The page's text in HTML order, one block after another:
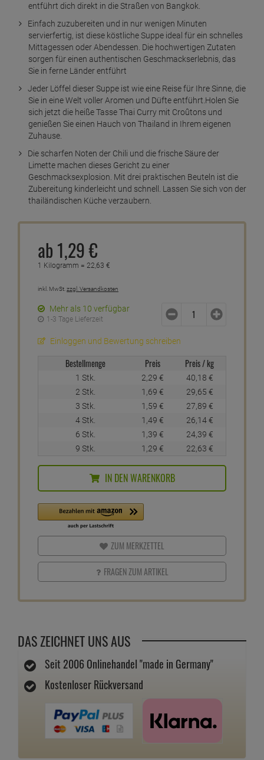
entführt dich direkt in die Straßen von Bangkok.
Einfach zuzubereiten und in nur wenigen Minuten
servierfertig, ist diese köstliche Suppe ideal für ein schnelles
Mittagessen oder Abendessen. Die hochwertigen Zutaten
sorgen für einen authentischen Geschmackserlebnis, das
Sie in ferne Länder entführt
Jeder Löffel dieser Suppe ist wie eine Reise für Ihre Sinne, die
Sie in eine Welt voller Aromen und Düfte entführt.Holen Sie
sich jetzt die heiße Tasse Thai Curry mit Croûtons und
genießen Sie einen Hauch von Thailand in Ihrem eigenen
Zuhause.
Die scharfen Noten der Chili und die frische Säure der
Limette machen dieses Gericht zu einer
Geschmacksexplosion. Mit drei praktischen Beuteln ist die
Zubereitung kinderleicht und schnell. Lassen Sie sich von der
thailändischen Küche verzaubern.
ab 1,29€
1 Kilogramm = 22,63 €
inkl. MwSt. zzgl. Versandkosten
Mehr als 10 verfügbar
1-3 Tage Lieferzeit
Einloggen und Bewertung schreiben
Bestellmenge Preis Preis / kg
1 Stk. 2, 29 € 40, 18 €
2 Stk.
1, 69 € 29, 65 €
3 Stk.
1, 59 € 27, 89 €
4 Stk.
1, 49 € 26, 14 €
6 Stk.
1, 39 € 24, 39 €
9 Stk.
1, 29 € 22, 63 €
IN DEN WARENKORB
ZUM MERKZETTEL
FRAGEN ZUM ARTIKEL
DAS ZEICHNET UNS AUS
Seit 2006 Onlinehandel "made in Germany"
Kostenloser Rückversand